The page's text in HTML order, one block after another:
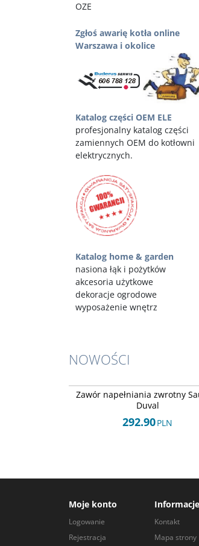
OZE
Zgłoś awarię kotła online
Warszawa i okolice
Katalog części OEM ELE
profesjonalny katalog części
zamiennych OEM do kotłowni
elektrycznych.
Katalog home & garden
nasiona łąk i pożytków
akcesoria użytkowe
dekoracje ogrodowe
wyposażenie wnętrz
NOWOŚCI
Zawór napełniania zwrotny
Duval
292.90PLN
Moje konto
Logowanie
Rejestracja
Informacje
Kontakt
Mapa strony